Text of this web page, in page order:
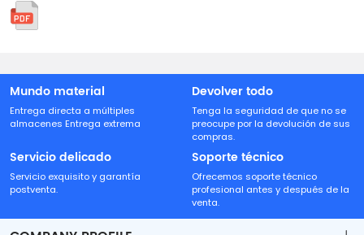
Mundo material
Entrega directa a múltiples
almacenes Entrega extrema
Devolver todo
Tenga la seguridad de que no se
preocupe por la devolución de sus
compras.
Servicio delicado
Servicio exquisito y garantía
postventa.
Soporte técnico
Ofrecemos soporte técnico
profesional antes y después de la
venta.